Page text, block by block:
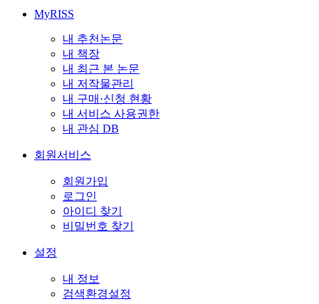
MyRISS
내 추천논문
내 책장
내 최근 본 논문
내 저작물관리
내 구매·신청 현황
내 서비스 사용권한
내 관심 DB
회원서비스
회원가입
로그인
아이디 찾기
비밀번호 찾기
설정
내 정보
검색환경설정